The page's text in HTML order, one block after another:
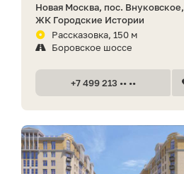
Новая Москва, пос. Внуковское,
ЖК Городские Истории
Рассказовка, 150 м
Боровское шоссе
+7 499 213 •• ••